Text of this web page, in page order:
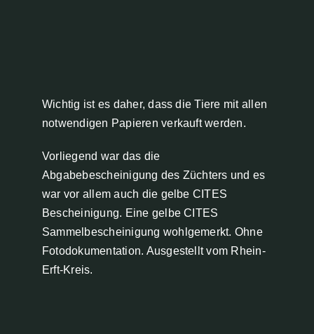
Wichtig ist es daher, dass die Tiere mit allen
notwendigen Papieren verkauft werden.
Vorliegend war das die
Abgabebescheinigung des Züchters und es
war vor allem auch die gelbe CITES
Bescheinigung. Eine gelbe CITES
Sammelbescheinigung wohlgemerkt. Ohne
Fotodokumentation. Ausgestellt vom Rhein-
Erft-Kreis.